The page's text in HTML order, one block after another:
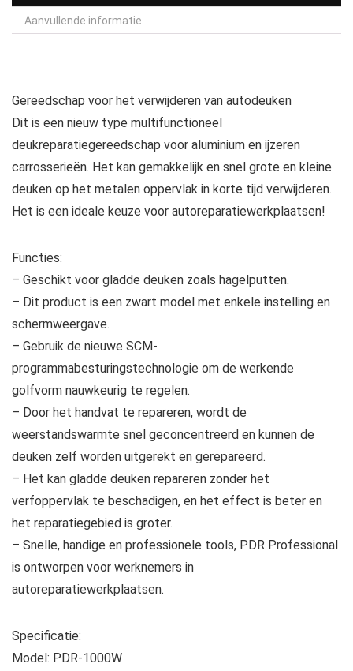
Aanvullende informatie
Gereedschap voor het verwijderen van autodeuken
Dit is een nieuw type multifunctioneel
deukreparatiegereedschap voor aluminium en ijzeren
carrosserieën. Het kan gemakkelijk en snel grote en kleine
deuken op het metalen oppervlak in korte tijd verwijderen.
Het is een ideale keuze voor autoreparatiewerkplaatsen!
Functies:
– Geschikt voor gladde deuken zoals hagelputten.
– Dit product is een zwart model met enkele instelling en
schermweergave.
– Gebruik de nieuwe SCM-
programmabesturingstechnologie om de werkende
golfvorm nauwkeurig te regelen.
– Door het handvat te repareren, wordt de
weerstandswarmte snel geconcentreerd en kunnen de
deuken zelf worden uitgerekt en gerepareerd.
– Het kan gladde deuken repareren zonder het
verfoppervlak te beschadigen, en het effect is beter en
het reparatiegebied is groter.
– Snelle, handige en professionele tools, PDR Professional
is ontworpen voor werknemers in
autoreparatiewerkplaatsen.
Specificatie:
Model: PDR-1000W